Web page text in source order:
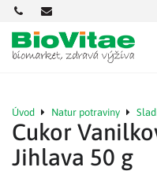
+421
901
712
584
office@biovitae.sk
Úvod Natur potraviny
Cukor
Jihlava 50 g